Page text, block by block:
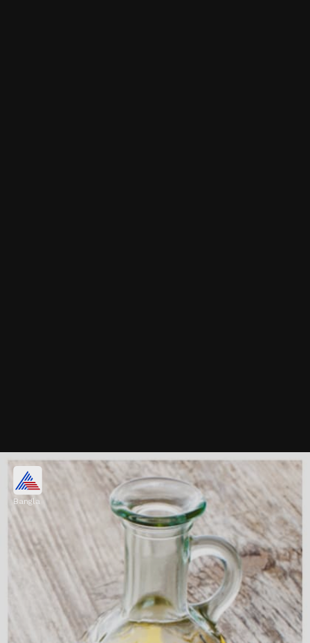
পনির
পনিরে প্রচুর প্রোটিন থাকে। এটি ধীরে ধীরে হজম হয়
এবং দীর্ঘক্ষণ ধরে পেশিকে পুষ্টি জোগায়।
নিরামিষাশীদের জন্য এটি একটি দারুণ বিকল্প।
Image credits: Freepik
Bangla